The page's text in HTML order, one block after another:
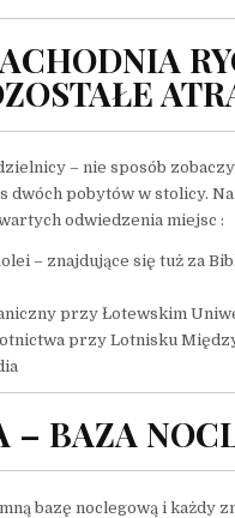
– nie sposób
dwóch pobytów w stolicy.
odwiedzenia miejsc :
– znajdujące się tuż za
przy Łotewskim
przy Lotnisku
– BAZA
bazę noclegową i każdy